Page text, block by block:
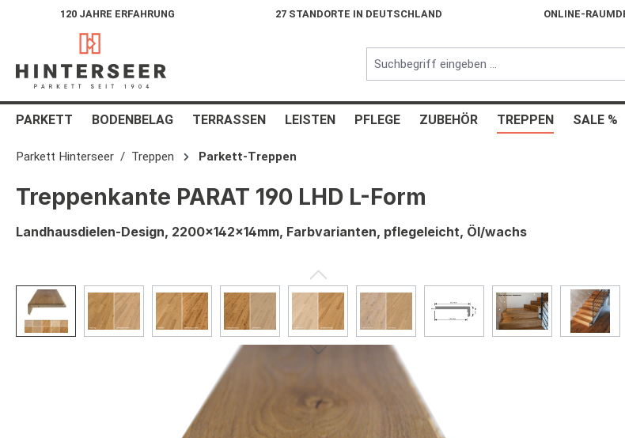
Zur Hauptnavigation springen
120 JAHRE ERFAHRUNG 27 STANDORTE IN DEUTSCHLAND ONLINE-
PARKETT BODENBELAG TERRASSEN LEISTEN PFLEGE ZUBEHÖR TREPPEN SALE %
Parkett Hinterseer Treppen Parkett-Treppen
Treppenkante PARAT 190 LHD L-Form
Landhausdielen-Design, 2200x142x14mm, Farbvarianten, pflegeleicht, Öl/wachs
Bildergalerie überspringen